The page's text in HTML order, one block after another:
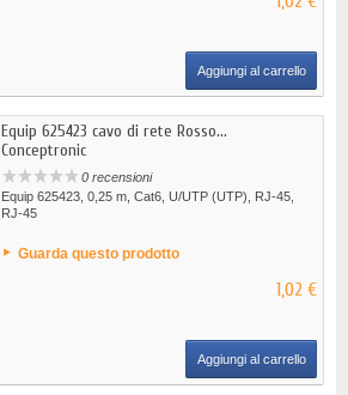
Aggiungi al carrello
Equip 625423 cavo di rete Rosso...
Conceptronic
0 recensioni
Equip 625423, 0,25 m, Cat6, U/UTP (UTP), RJ-45,
RJ-45
Guarda questo prodotto
1,02 €
Aggiungi al carrello